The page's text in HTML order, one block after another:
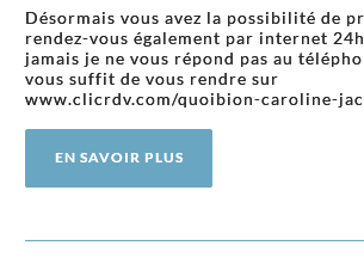
Désormais vous avez la possibilité de
rendez-vous également par internet
jamais je ne vous répond pas au
vous suffit de vous rendre sur
www.clicrdv.com/quoibion-caroline-
EN SAVOIR PLUS